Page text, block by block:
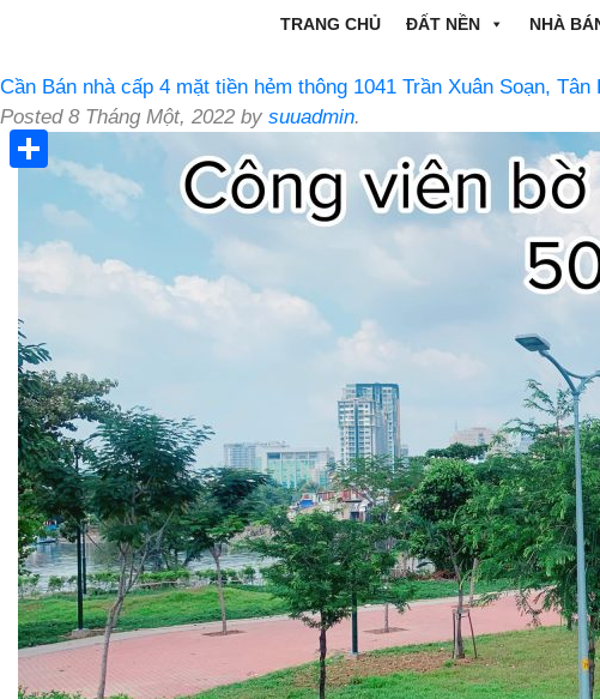
TRANG CHỦ ĐẤT NỀN NHÀ
Cần Bán nhà cấp 4 mặt tiền hẻm thông 1041 Trần Xuân Soạn, Tân
Posted 8 Tháng Một, 2022 by suuadmin.